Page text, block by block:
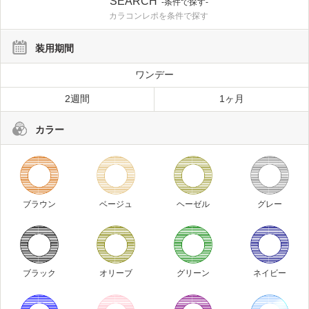
-条件で探す-
カラコンレポを条件で探す
装用期間
ワンデー
2週間 1ヶ月
カラー
ブラウン ベージュ ヘーゼル グレー
ブラック オリーブ グリーン ネイビー